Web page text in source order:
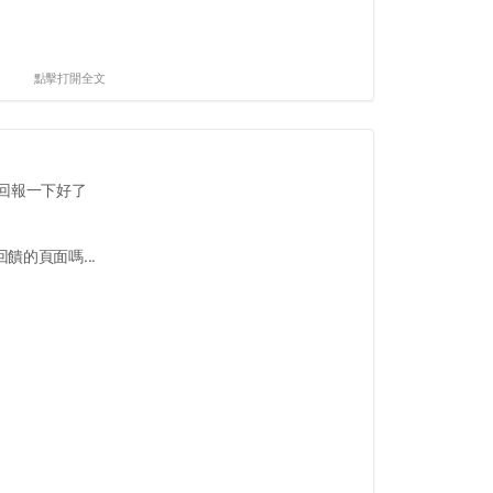
點擊打開全文
報一下好了
饋的頁面嗎...